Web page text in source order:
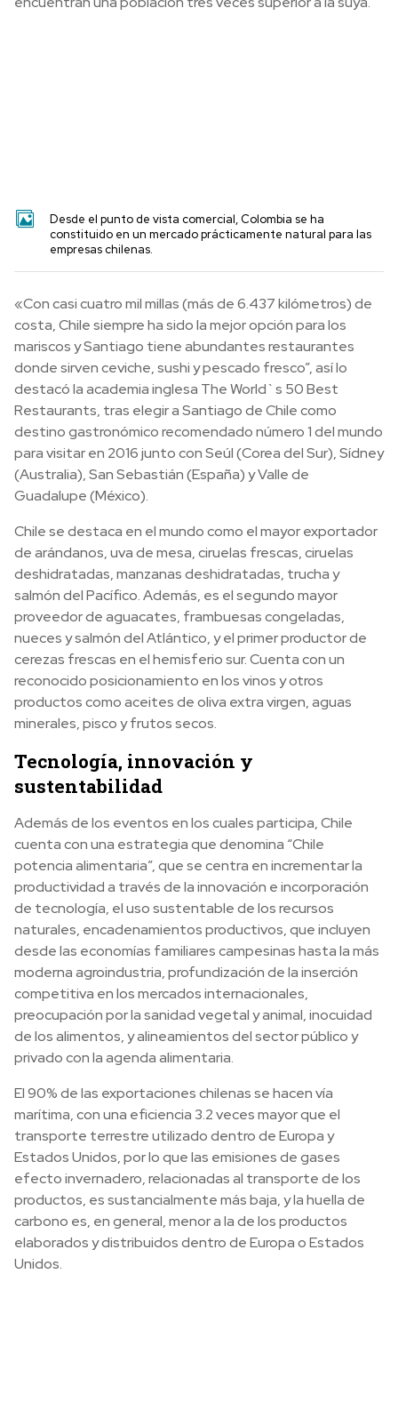
Desde el punto de vista comercial, Colombia se ha
constituido en un mercado prácticamente natural para las
empresas chilenas.
«Con casi cuatro mil millas (más de 6.437 kilómetros) de
costa, Chile siempre ha sido la mejor opción para los
mariscos y Santiago tiene abundantes restaurantes
donde sirven ceviche, sushi y pescado fresco”, así lo
destacó la academia inglesa The World`s 50 Best
Restaurants, tras elegir a Santiago de Chile como
destino gastronómico recomendado número 1 del mundo
para visitar en 2016 junto con Seúl (Corea del Sur), Sídney
(Australia), San Sebastián (España) y Valle de
Guadalupe (México).
Chile se destaca en el mundo como el mayor exportador
de arándanos, uva de mesa, ciruelas frescas, ciruelas
deshidratadas, manzanas deshidratadas, trucha y
salmón del Pacífico. Además, es el segundo mayor
proveedor de aguacates, frambuesas congeladas,
nueces y salmón del Atlántico, y el primer productor de
cerezas frescas en el hemisferio sur. Cuenta con un
reconocido posicionamiento en los vinos y otros
productos como aceites de oliva extra virgen, aguas
minerales, pisco y frutos secos.
Tecnología, innovación y
sustentabilidad
Además de los eventos en los cuales participa, Chile
cuenta con una estrategia que denomina “Chile
potencia alimentaria”, que se centra en incrementar la
productividad a través de la innovación e incorporación
de tecnología, el uso sustentable de los recursos
naturales, encadenamientos productivos, que incluyen
desde las economías familiares campesinas hasta la más
moderna agroindustria, profundización de la inserción
competitiva en los mercados internacionales,
preocupación por la sanidad vegetal y animal, inocuidad
de los alimentos, y alineamientos del sector público y
privado con la agenda alimentaria.
El 90% de las exportaciones chilenas se hacen vía
marítima, con una eficiencia 3.2 veces mayor que el
transporte terrestre utilizado dentro de Europa y
Estados Unidos, por lo que las emisiones de gases
efecto invernadero, relacionadas al transporte de los
productos, es sustancialmente más baja, y la huella de
carbono es, en general, menor a la de los productos
elaborados y distribuidos dentro de Europa o Estados
Unidos.